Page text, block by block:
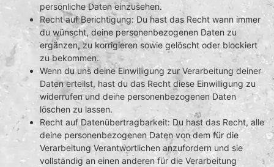
persönliche Daten einzusehen.
Recht auf Berichtigung: Du hast das Recht wann immer
du wünscht, deine personenbezogenen Daten zu
ergänzen, zu korrigieren sowie gelöscht oder blockiert
zu bekommen.
Wenn du uns deine Einwilligung zur Verarbeitung deiner
Daten erteilst, hast du das Recht diese Einwilligung zu
widerrufen und deine personenbezogenen Daten
löschen zu lassen.
Recht auf Datenübertragbarkeit: Du hast das Recht, alle
deine personenbezogenen Daten von dem für die
Verarbeitung Verantwortlichen anzufordern und sie
vollständig an einen anderen für die Verarbeitung